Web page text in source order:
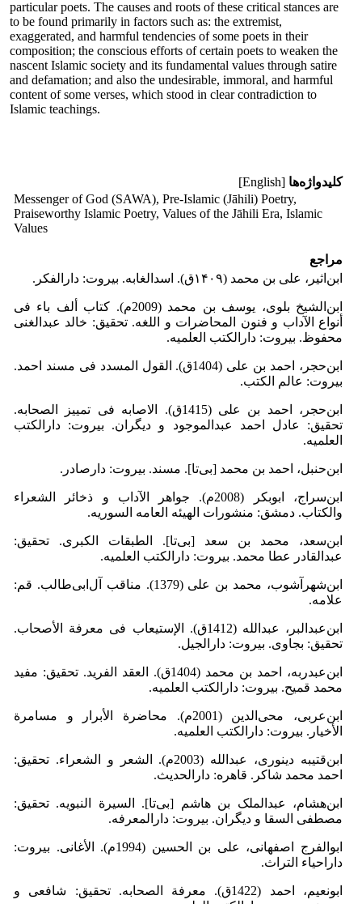
particular poets. The causes and roots of these critical stances are
to be found primarily in factors such as: the extremist,
exaggerated, and harmful tendencies of some poets in their
composition; the conscious efforts of certain poets to weaken the
nascent Islamic society and its fundamental values through satire
and defamation; and also the undesirable, immoral, and harmful
content of some verses, which stood in clear contradiction to
Islamic teachings.
کلیدواژه‌ها [English]
Messenger of God (SAWA), Pre-Islamic (Jāhili) Poetry,
Praiseworthy Islamic Poetry, Values of the Jāhili Era, Islamic
Values
مراجع
ابن‌اثیر، علی بن محمد (۱۴۰۹ق). اسدالغابه. بیروت: دارالفکر.
ابن‌الشیخ بلوی، یوسف بن محمد (2009م). کتاب ألف باء فى
أنواع الآداب و فنون المحاضرات و اللغه. تحقیق: خالد عبدالغنی
محفوظ. بیروت: دارالکتب العلمیه.
ابن‌حجر، احمد بن على (1404ق). القول المسدد فی مسند احمد.
بیروت: عالم الکتب.
ابن‌حجر، احمد بن علی (1415ق). الاصابه فی تمییز الصحابه.
تحقیق: عادل احمد عبدالموجود و دیگران. بیروت: دارالکتب
العلمیه.
ابن‌حنبل، احمد بن محمد [بی‌تا]. مسند. بیروت: دارصادر.
ابن‌سراج، ابوبکر (2008م). جواهر الآداب و ذخائر الشعراء
والکتاب. دمشق: منشورات الهیئه العامه السوریه.
ابن‌سعد، محمد بن سعد [بی‌تا]. الطبقات الکبرى. تحقیق:
عبدالقادر عطا محمد. بیروت: دارالکتب العلمیه.
ابن‌شهرآشوب، محمد بن علی (1379). مناقب آل‌ابی‌طالب. قم:
علامه.
ابن‌عبدالبر، عبدالله (1412ق). الإستیعاب فی معرفة الأصحاب.
تحقیق: بجاوی. بیروت: دارالجیل.
ابن‌عبدربه، احمد بن محمد (1404ق). العقد الفرید. تحقیق: مفید
محمد قمیح. بیروت: دارالکتب العلمیه.
ابن‌عربی، محی‌الدین (2001م). محاضرة الأبرار و مسامرة
الأخیار. بیروت: دارالکتب العلمیه.
ابن‌قتیبه دینوری، عبدالله (2003م). الشعر و الشعراء. تحقیق:
احمد محمد شاکر. قاهره: دارالحدیث.
ابن‌هشام، عبدالملک بن هاشم [بی‌تا]. السیرة النبویه. تحقیق:
مصطفى السقا و دیگران. بیروت: دارالمعرفه.
ابوالفرج اصفهانی، على بن الحسین (1994م). الأغانى. بیروت:
داراحیاء التراث.
ابونعیم، احمد (1422ق). معرفة الصحابه. تحقیق: شافعی و